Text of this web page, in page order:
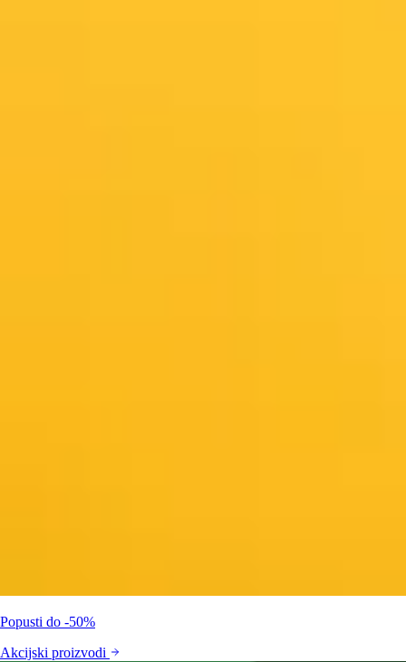
Popusti do -50%
Akcijski proizvodi